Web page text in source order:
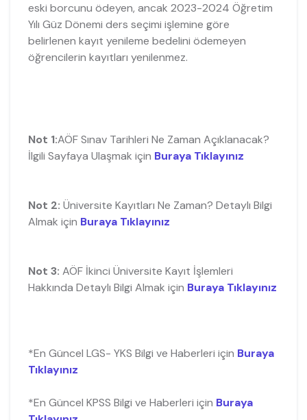
eski borcunu ödeyen, ancak 2023-2024 Öğretim
Yılı Güz Dönemi ders seçimi işlemine göre
belirlenen kayıt yenileme bedelini ödemeyen
öğrencilerin kayıtları yenilenmez.
Not 1:AÖF Sınav Tarihleri Ne Zaman Açıklanacak?
İlgili Sayfaya Ulaşmak için Buraya Tıklayınız
Not 2: Üniversite Kayıtları Ne Zaman? Detaylı Bilgi
Almak için Buraya Tıklayınız
Not 3: AÖF İkinci Üniversite Kayıt İşlemleri
Hakkında Detaylı Bilgi Almak için Buraya Tıklayınız
*En Güncel LGS- YKS Bilgi ve Haberleri için Buraya
Tıklayınız
*En Güncel KPSS Bilgi ve Haberleri için Buraya